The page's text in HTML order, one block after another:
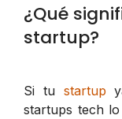
¿Qué
startup?
Si tu startup
startups tech